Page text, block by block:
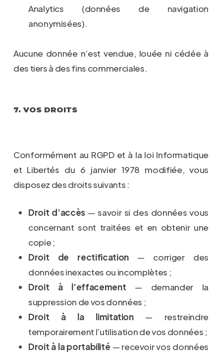
Analytics (données de navigation
anonymisées).
Aucune donnée n’est vendue, louée ni cédée à
des tiers à des fins commerciales.
7. VOS DROITS
Conformément au RGPD et à la loi Informatique
et Libertés du 6 janvier 1978 modifiée, vous
disposez des droits suivants :
Droit d’accès — savoir si des données vous
concernant sont traitées et en obtenir une
copie ;
Droit de rectification— corriger des
données inexactes ou incomplètes ;
Droit à l’effacement — demander la
suppression de vos données ;
Droit à la limitation— restreindre
temporairement l’utilisation de vos données ;
Droit à la portabilité — recevoir vos données